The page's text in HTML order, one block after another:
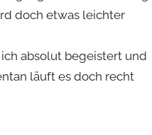
doch etwas leichter
absolut begeistert und
läuft es doch recht